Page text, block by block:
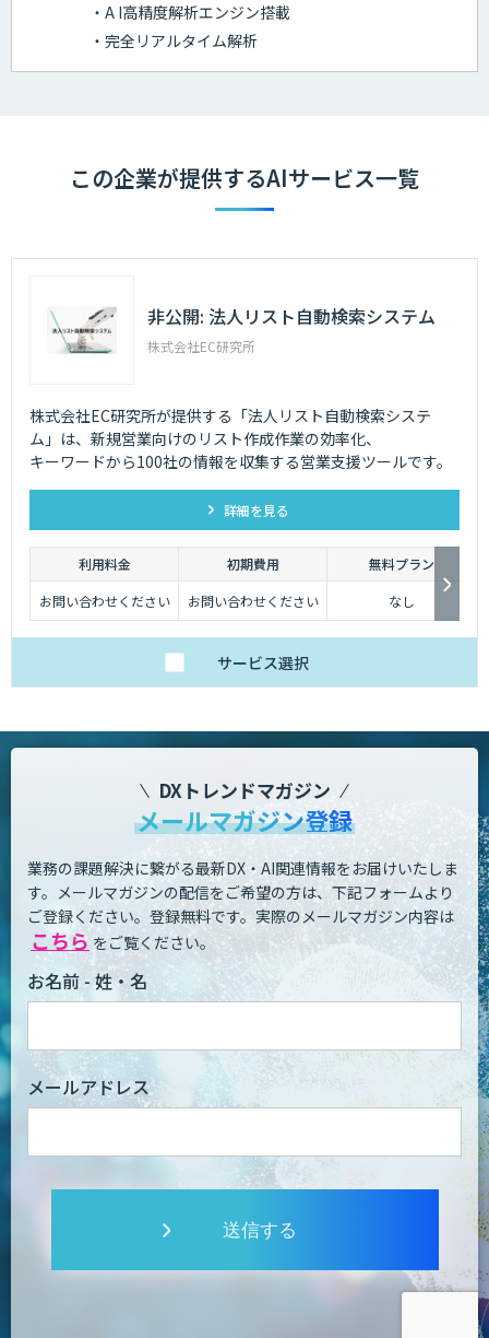
・A I高精度解析エンジン搭載
・完全リアルタイム解析
この企業が提供するAIサービス一覧
非公開: 法人リスト自動検索システム
株式会社EC研究所
株式会社EC研究所が提供する「法人リスト自動検索システ
ム」は、新規営業向けのリスト作成作業の効率化、
キーワードから100社の情報を収集する営業支援ツールです。
詳細を見る
利用料金 初期費用
無料プラン
お問い合わせください
お問い合わせください なし
サービス選択
DXトレンドマガジン
メールマガジン登録
業務の課題解決に繋がる最新DX・AI関連情報をお届けいたしま
す。 メールマガジンの配信をご希望の方は、下記フォームより
ご登録ください。登録無料です。 実際のメールマガジン内容は
こちら をご覧ください。
お名前 - 姓・名
メールアドレス
送信する